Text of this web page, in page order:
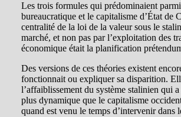
Les trois formules qui prédominaient
bureaucratique et le capitalisme d’État de
centralité de la loi de la valeur sous le
marché, et non pas par l’exploitation des
économique était la planification
Des versions de ces théories existent
fonctionnait ou expliquer sa disparition.
l’affaiblissement du système stalinien qui
plus dynamique que le capitalisme
quand est venu le temps d’intervenir dans